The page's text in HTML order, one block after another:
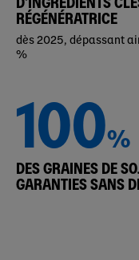
RÉGÉNÉRATRICE
dès 2025, dépassant
%
100%
DES GRAINES DE
GARANTIES SANS